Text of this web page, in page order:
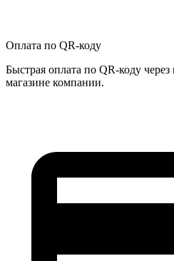
Оплата по QR-коду
Быстрая оплата по QR-коду
магазине компании.